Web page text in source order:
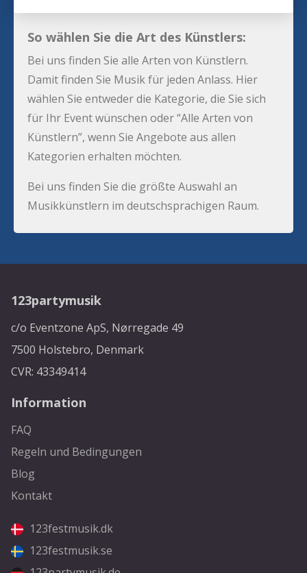
So wählen Sie die Art des Künstlers:
Bei uns finden Sie alle Arten von Künstlern.
Damit finden Sie Musik für jeden Anlass. Hier
wählen Sie entweder die Kategorie, die Sie sich
für Ihr Event wünschen oder “Alle Arten von
Künstlern”, wenn Sie Angebote aus allen
Kategorien erhalten möchten.
Bei uns finden Sie die größte Auswahl an
Musikkünstlern im deutschsprachigen Raum.
123partymusik
c/o Eventzone ApS, Nørregade 49
7500 Holstebro, Denmark
CVR: 43349414
Information
FAQ
Regeln und Bedingungen
Blog
Kontakt
123festmusik.dk
123festmusik.se